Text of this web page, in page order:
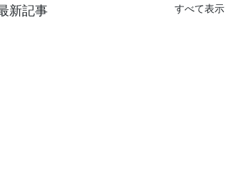
新記事 すべて表示